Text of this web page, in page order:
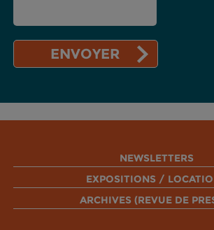
NEWSLETTERS
EXPOSITIONS /
ARCHIVES (REVUE DE